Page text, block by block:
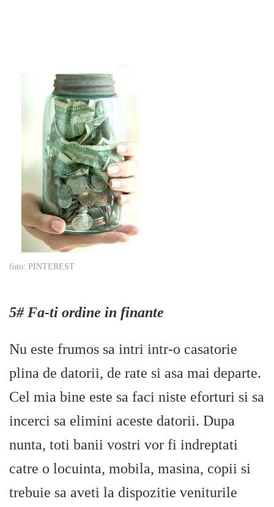
foto: PINTEREST
5# Fa-ti ordine in finante
Nu este frumos sa intri intr-o casatorie
plina de datorii, de rate si asa mai departe.
Cel mia bine este sa faci niste eforturi si sa
incerci sa elimini aceste datorii. Dupa
nunta, toti banii vostri vor fi indreptati
catre o locuinta, mobila, masina, copii si
trebuie sa aveti la dispozitie veniturile